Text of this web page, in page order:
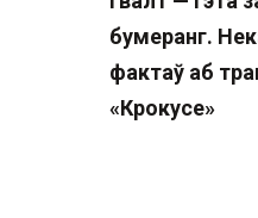
бумеранг.
фактаў аб
«Крокусе»